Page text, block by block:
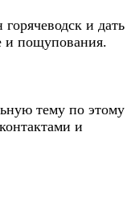
и дать
и пощупования.
тему по этому
и